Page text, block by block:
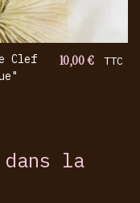
Clef
10,00 € TTC
la